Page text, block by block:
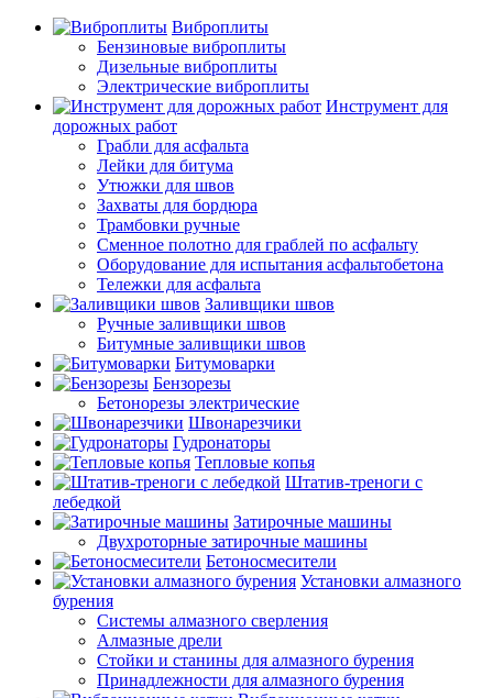
Виброплиты
Бензиновые виброплиты
Дизельные виброплиты
Электрические виброплиты
Инструмент для
дорожных работ
Грабли для асфальта
Лейки для битума
Утюжки для швов
Захваты для бордюра
Трамбовки ручные
Сменное полотно для граблей по асфальту
Оборудование для испытания асфальтобетона
Тележки для асфальта
Заливщики швов
Ручные заливщики швов
Битумные заливщики швов
Битумоварки
Бензорезы
Бетонорезы электрические
Швонарезчики
Гудронаторы
Тепловые копья
Штатив-треноги с
лебедкой
Затирочные машины
Двухроторные затирочные машины
Бетоносмесители
Установки алмазного
бурения
Системы алмазного сверления
Алмазные дрели
Стойки и станины для алмазного бурения
Принадлежности для алмазного бурения